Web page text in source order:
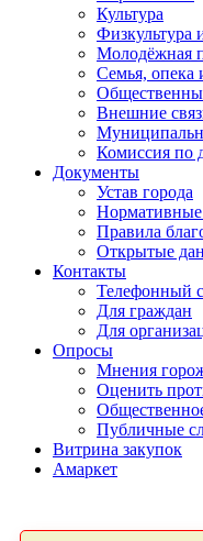
Культура
Физкультура
Молодёжная
Семья, опека
Внешние
Комиссия по
Документы
Устав города
Правила
Открытые
Контакты
Телефонный
Для граждан
Для
Опросы
Мнения
Оценить
Публичные
Витрина закупок
Амаркет